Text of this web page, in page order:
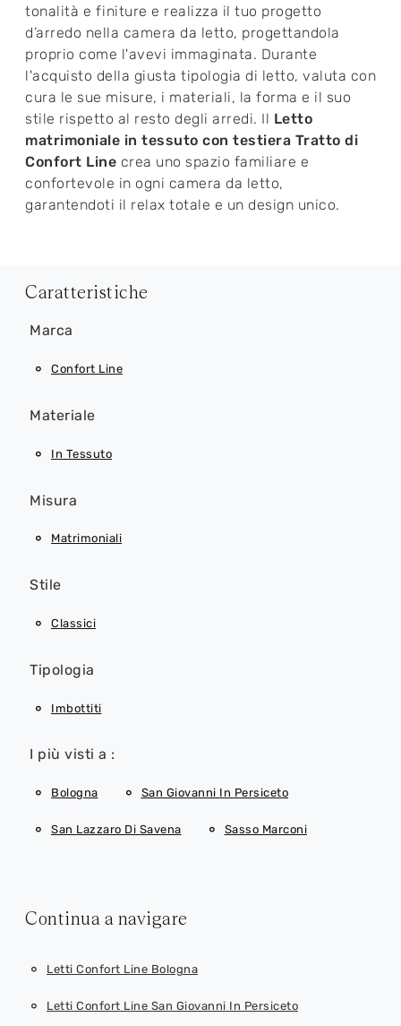
tonalità e finiture e realizza il tuo progetto
d’arredo nella camera da letto, progettandola
proprio come l'avevi immaginata. Durante
l'acquisto della giusta tipologia di letto, valuta con
cura le sue misure, i materiali, la forma e il suo
stile rispetto al resto degli arredi. Il Letto
matrimoniale in tessuto con testiera Tratto di
Confort Line crea uno spazio familiare e
confortevole in ogni camera da letto,
garantendoti il relax totale e un design unico.
Caratteristiche
Marca
Confort Line
Materiale
In Tessuto
Misura
Matrimoniali
Stile
Classici
Tipologia
Imbottiti
I più visti a :
Bologna San Giovanni In Persiceto
San Lazzaro Di Savena Sasso Marconi
Continua a navigare
Letti Confort Line Bologna
Letti Confort Line San Giovanni In Persiceto